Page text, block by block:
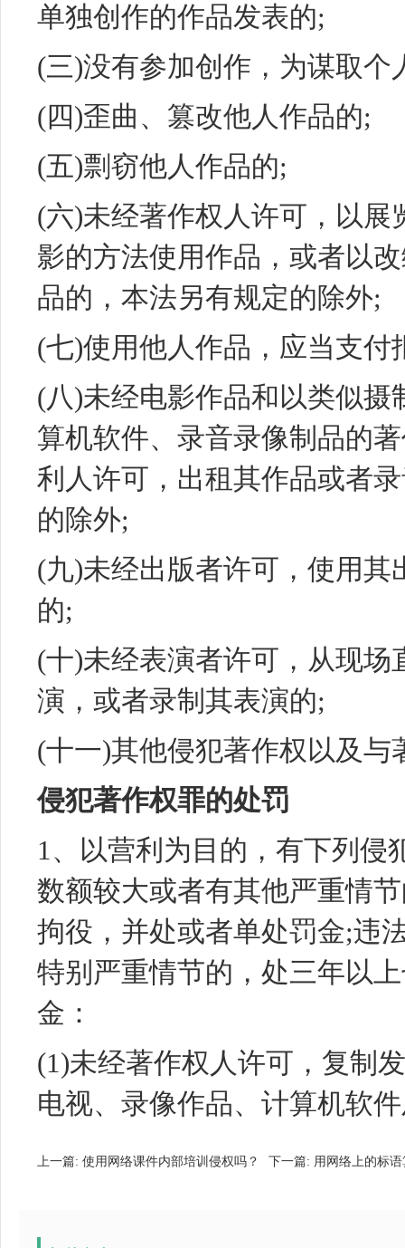
单独创作的作品发表的;
(三)没有参加创作，为谋取
(四)歪曲、篡改他人作品的;
(五)剽窃他人作品的;
(六)未经著作权人许可，以
影的方法使用作品，或者以
品的，本法另有规定的除外;
(七)使用他人作品，应当支付
(八)未经电影作品和以类似
算机软件、录音录像制品的
利人许可，出租其作品或者
的除外;
(九)未经出版者许可，使用
的;
(十)未经表演者许可，从现
演，或者录制其表演的;
(十一)其他侵犯著作权以及
侵犯著作权罪的处罚
1、以营利为目的，有下列侵
数额较大或者有其他严重情
拘役，并处或者单处罚金;违
特别严重情节的，处三年以
金：
(1)未经著作权人许可，复制
电视、录像作品、计算机软
上一篇: 使用网络课件内部培训侵权吗？ 下一篇: 用网络上的标